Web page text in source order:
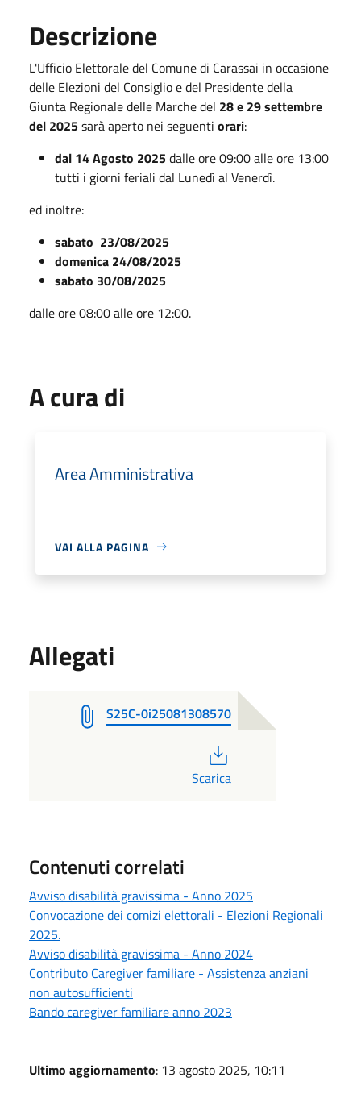
Descrizione
L'Ufficio Elettorale del Comune di Carassai in occasione
delle Elezioni del Consiglio e del Presidente della
Giunta Regionale delle Marche del 28 e 29 settembre
del 2025sarà aperto nei seguenti orari:
dal 14 Agosto 2025dalle ore 09:00 alle ore 13:00
tutti i giorni feriali dal Lunedì al Venerdì.
ed inoltre:
sabato 23/08/2025
domenica 24/08/2025
sabato 30/08/2025
dalle ore 08:00 alle ore 12:00.
A cura di
Area Amministrativa
VAI ALLA PAGINA
Allegati
S25C-0i25081308570
Scarica
Contenuti correlati
Avviso disabilità gravissima - Anno 2025
Convocazione dei comizi elettorali - Elezioni Regionali
2025.
Avviso disabilità gravissima - Anno 2024
Contributo Caregiver familiare - Assistenza anziani
non autosufficienti
Bando caregiver familiare anno 2023
Ultimo aggiornamento: 13 agosto 2025, 10:11